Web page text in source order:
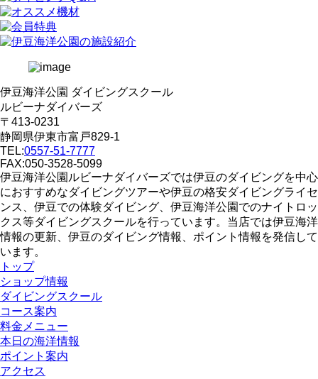
伊豆海洋公園 ダイビングスクール
ルビーナダイバーズ
〒413-0231
静岡県伊東市富戸829-1
TEL:0557-51-7777
FAX:050-3528-5099
伊豆海洋公園ルビーナダイバーズでは伊豆のダイビングを中心
におすすめなダイビングツアーや伊豆の格安ダイビングライセ
ンス、伊豆での体験ダイビング、伊豆海洋公園でのナイトロッ
クス等ダイビングスクールを行っています。当店では伊豆海洋
情報の更新、伊豆のダイビング情報、ポイント情報を発信して
います。
トップ
ショップ情報
ダイビングスクール
コース案内
料金メニュー
本日の海洋情報
ポイント案内
アクセス